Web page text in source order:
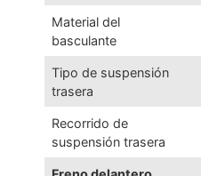
Material del
basculante
Tipo de suspensión
trasera
Recorrido de
suspensión trasera